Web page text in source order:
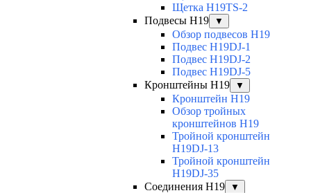
Щетка H19TS-2
Подвесы H19
▼
Обзор подвесов H19
Подвес H19DJ-1
Подвес H19DJ-2
Подвес H19DJ-5
Кронштейны H19
▼
Кронштейн H19
Обзор тройных
кронштейнов H19
Тройной кронштейн
H19DJ-13
Тройной кронштейн
H19DJ-35
Соединения H19
▼